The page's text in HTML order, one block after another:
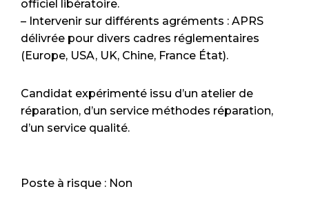
officiel libératoire.
– Intervenir sur différents agréments : APRS
délivrée pour divers cadres réglementaires
(Europe, USA, UK, Chine, France État).
Candidat expérimenté issu d’un atelier de
réparation, d’un service méthodes réparation,
d’un service qualité.
Poste à risque : Non